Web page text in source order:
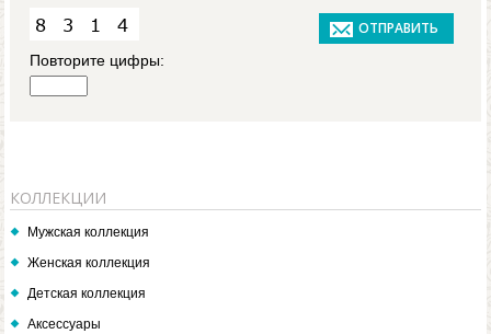
Повторите цифры:
КОЛЛЕКЦИИ
Мужская коллекция
Женская коллекция
Детская коллекция
Аксессуары